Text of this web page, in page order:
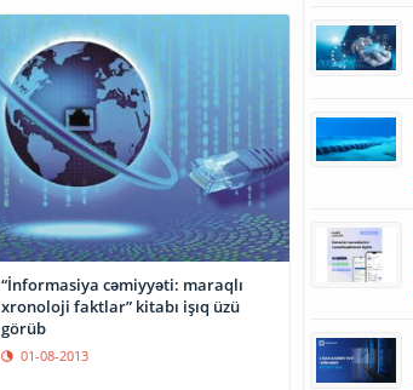
“İnformasiya cəmiyyəti: maraqlı
xronoloji faktlar” kitabı işıq üzü
görüb
01-08-2013